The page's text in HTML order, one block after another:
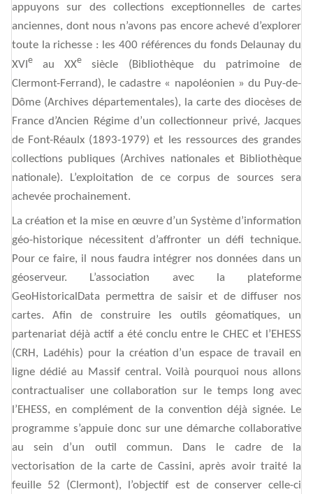
appuyons sur des collections exceptionnelles de cartes
anciennes, dont nous n’avons pas encore achevé d’explorer
toute la richesse : les 400 références du fonds Delaunay du
XVI e au XXe siècle (Bibliothèque du patrimoine de
Clermont-Ferrand), le cadastre « napoléonien » du Puy-de-
Dôme (Archives départementales), la carte des diocèses de
France d’Ancien Régime d’un collectionneur privé, Jacques
de Font-Réaulx (1893-1979) et les ressources des grandes
collections publiques (Archives nationales et Bibliothèque
nationale). L’exploitation de ce corpus de sources sera
achevée prochainement.
La création et la mise en œuvre d’un Système d’information
géo-historique nécessitent d’affronter un défi technique.
Pour ce faire, il nous faudra intégrer nos données dans un
géoserveur. L’association avec la plateforme
GeoHistoricalData permettra de saisir et de diffuser nos
cartes. Afin de construire les outils géomatiques, un
partenariat déjà actif a été conclu entre le CHEC et l’EHESS
(CRH, Ladéhis) pour la création d’un espace de travail en
ligne dédié au Massif central. Voilà pourquoi nous allons
contractualiser une collaboration sur le temps long avec
l’EHESS, en complément de la convention déjà signée. Le
programme s’appuie donc sur une démarche collaborative
au sein d’un outil commun. Dans le cadre de la
vectorisation de la carte de Cassini, après avoir traité la
feuille 52 (Clermont), l’objectif est de conserver celle-ci